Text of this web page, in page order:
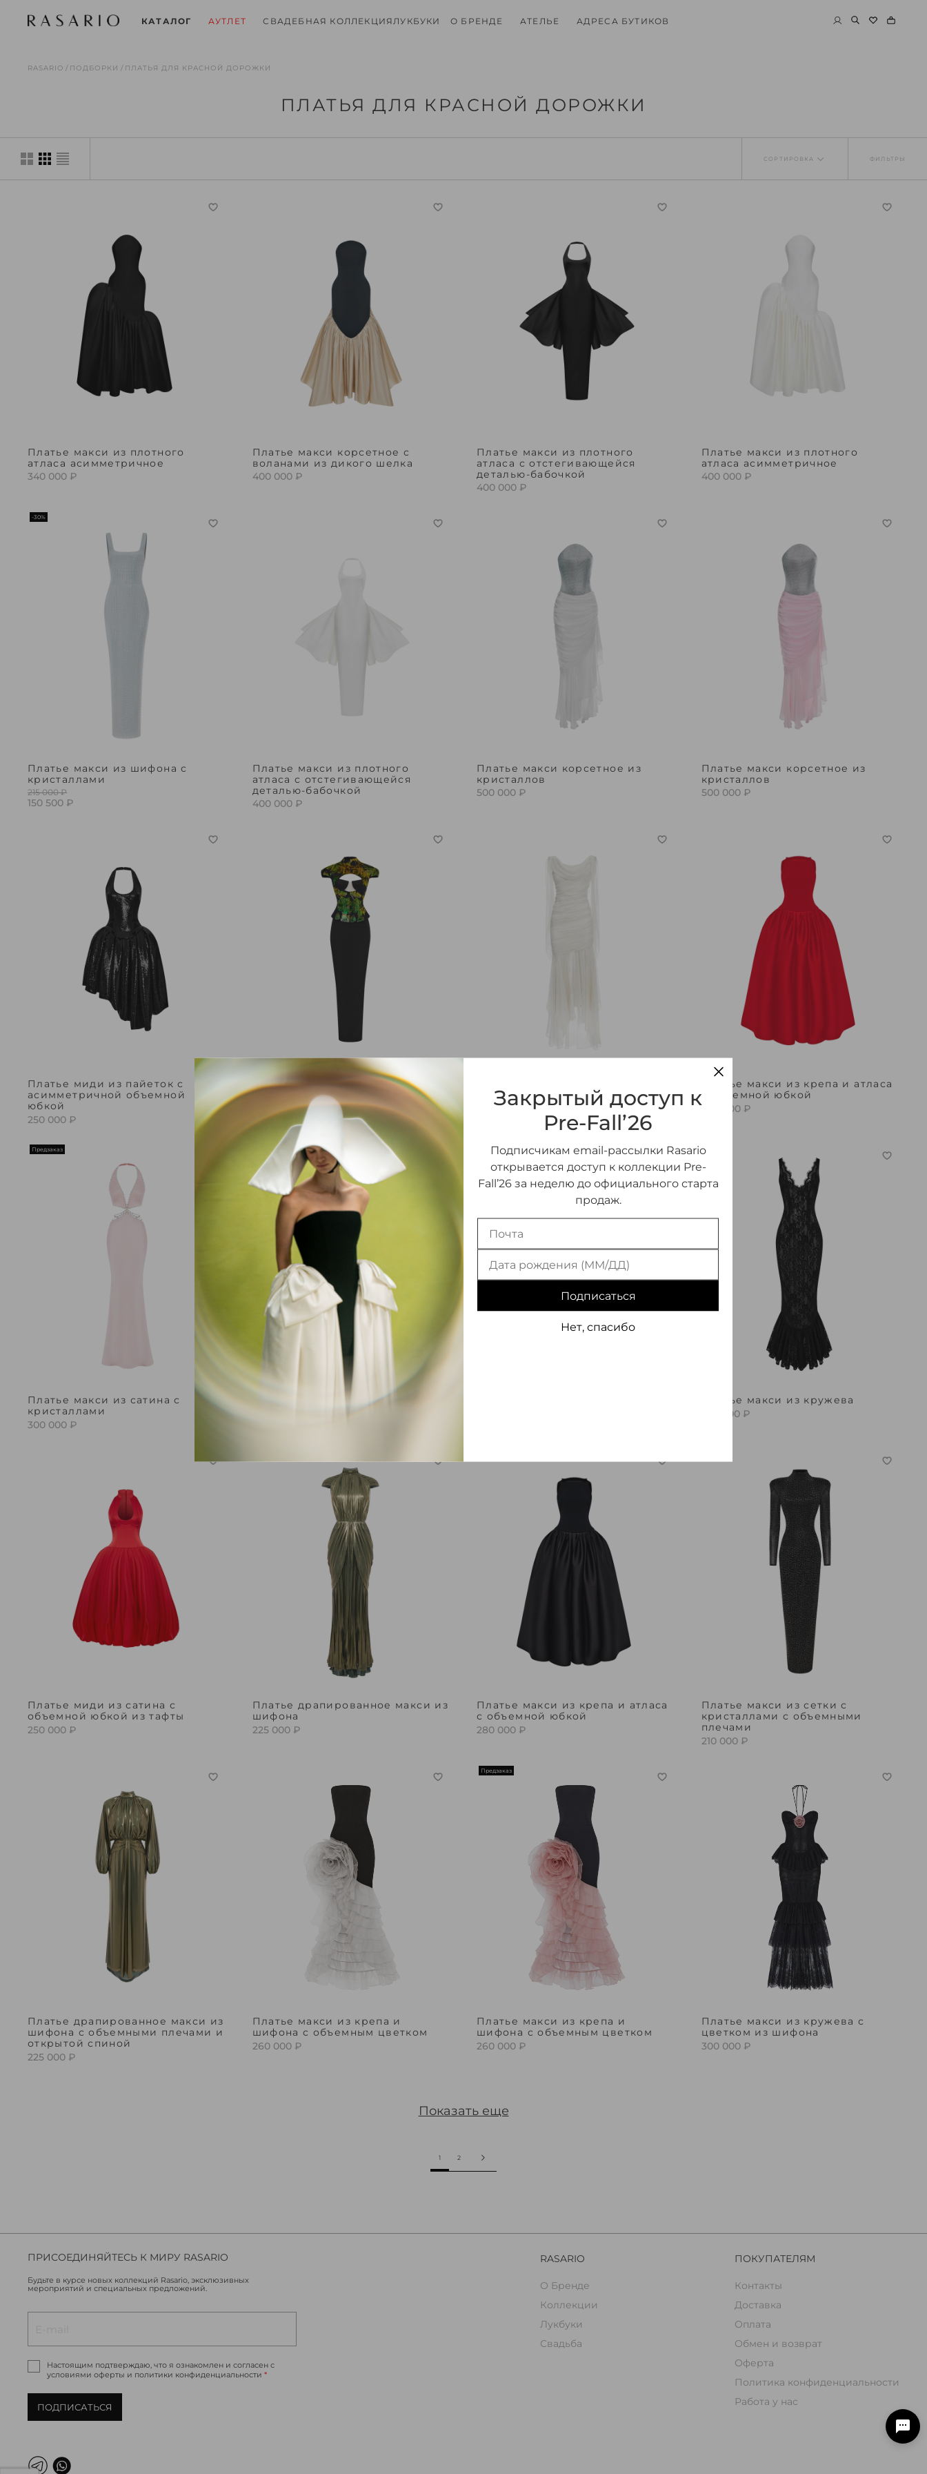
КАТАЛОГ АУТЛЕТ СВАДЕБНАЯ КОЛЛЕКЦИЯ ЛУКБУКИ О БРЕНДЕ АТЕЛЬЕ АДРЕСА БУТИКОВ
RASARIO ПОДБОРКИ ПЛАТЬЯ ДЛЯ КРАСНОЙ ДОРОЖКИ
ПЛАТЬЯ ДЛЯ КРАСНОЙ ДОРОЖКИ
СОРТИРОВКА ФИЛЬТРЫ
Платье макси из плотного
атласа асимметричное
340 000 ₽
Платье макси корсетное с
воланами из дикого шелка
400 000 ₽
Платье макси из плотного
атласа с отстегивающейся
деталью-бабочкой
400 000 ₽
Платье макси из плотного
атласа асимметричное
400 000 ₽
-30%
Платье макси из шифона с
кристаллами
215 000 ₽
150 500 ₽
Платье макси из плотного
атласа с отстегивающейся
деталью-бабочкой
400 000 ₽
Платье макси корсетное из
кристаллов
500 000 ₽
Платье макси корсетное из
кристаллов
500 000 ₽
Платье миди из пайеток с
асимметричной объемной
юбкой
250 000 ₽
Платье из панбархата и крепа с
фигурным вырезом
280 000 ₽
люрексом и рюшами
250 000 ₽
Платье макси из крепа и атласа
с объемной юбкой
280 000 ₽
Предзаказ
Платье макси из сатина с
кристаллами
300 000 ₽
Предзаказ
Платье макси корсетное из
сатина и кружева
Платье макси из кружева
250 000 ₽
Платье миди из сатина с
объемной юбкой из тафты
250 000 ₽
Платье драпированное макси из
шифона
225 000 ₽
Платье макси из крепа и атласа
с объемной юбкой
280 000 ₽
Платье макси из сетки с
кристаллами с объемными
плечами
210 000 ₽
Платье драпированное макси из
шифона с объемными плечами и
открытой спиной
225 000 ₽
Платье макси из крепа и
шифона с объемным цветком
260 000 ₽
Предзаказ
Платье макси из крепа и
шифона с объемным цветком
260 000 ₽
Платье макси из кружева с
цветком из шифона
300 000 ₽
Показать еще
1 2
RASARIO
О Бренде
Коллекции
Лукбуки
Свадьба
ПОКУПАТЕЛЯМ
Контакты
Доставка
Оплата
Обмен и возврат
Оферта
Политика конфиденциальности
Работа у нас
ПРИСОЕДИНЯЙТЕСЬ К МИРУ RASARIO
Будьте в курсе новых коллекций Rasario, эксклюзивных
мероприятий и специальных предложений.
Настоящим подтверждаю, что я ознакомлен и согласен с
условиями оферты и политики конфиденциальности *
ПОДПИСАТЬСЯ
Закрытый доступ к
Pre-Fall’26
Подписчикам email-рассылки Rasario
открывается доступ к коллекции Pre-
Fall’26 за неделю до официального старта
продаж.
Подписаться
Нет, спасибо